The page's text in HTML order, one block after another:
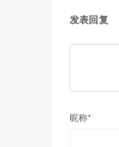
发表回复
昵称*